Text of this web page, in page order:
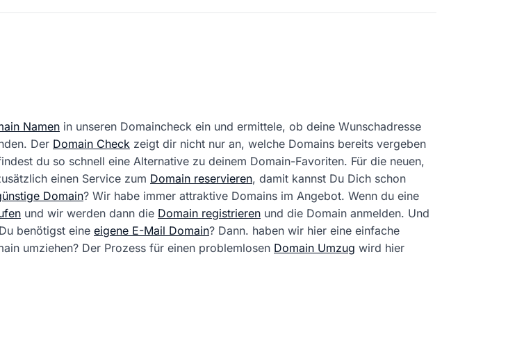
Namen in unseren Domaincheck ein und ermittele, ob deine Wunschadresse
Der Domain Check zeigt dir nicht nur an, welche Domains bereits vergeben
du so schnell eine Alternative zu deinem Domain-Favoriten. Für die neuen,
einen Service zum Domain reservieren, damit kannst Du Dich schon
Domain? Wir habe immer attraktive Domains im Angebot. Wenn du eine
und wir werden dann die Domain registrieren und die Domain anmelden. Und
benötigst eine eigene E-Mail Domain? Dann. haben wir hier eine einfache
umziehen? Der Prozess für einen problemlosen Domain Umzug wird hier